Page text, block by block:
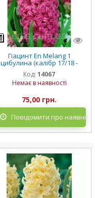
Гіацинт En Melang 1
цибулина (калібр 17/18 -
дуже великий)
Код: 14067
Немає в наявності
75,00 грн.
Повідомити про